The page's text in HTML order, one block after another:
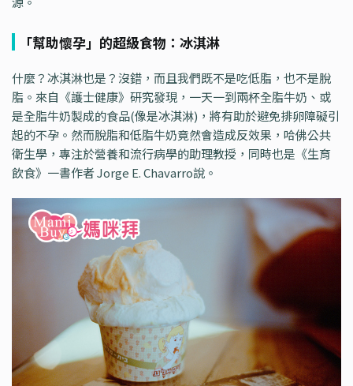
「幫助懷孕」的超級食物：冰淇淋
什麼？冰淇淋也是？沒錯，而且我們既不是吃低脂，也不是脫
脂。來自《護士健康》研究發現，一天一到兩杯全脂牛奶、或
是全脂牛奶製成的食品(像是冰淇淋)，將有助於避免排卵障礙引
起的不孕。然而脫脂和低脂牛奶竟然會造成反效果，哈佛公共
衛生學，專注於營養和流行病學的助理教授，同時也是《生育
飲食》一書作者 Jorge E. Chavarro說。